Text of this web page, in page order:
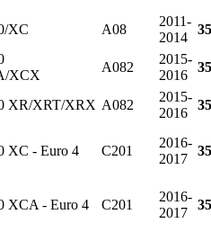
XC A08
2011-
2014
35
XCX
A082
2015-
2016
35
XR/XRT/XRX A082
2015-
2016
35
XC - Euro 4 C201
2016-
2017
35
XCA - Euro 4 C201
2016-
2017
35